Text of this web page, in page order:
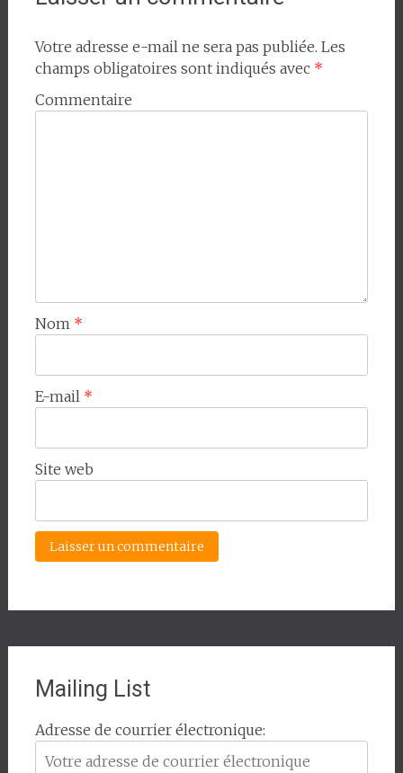
Votre adresse e-mail ne sera pas publiée. Les
champs obligatoires sont indiqués avec *
Commentaire
Nom *
E-mail *
Site web
Mailing List
Adresse de courrier électronique: